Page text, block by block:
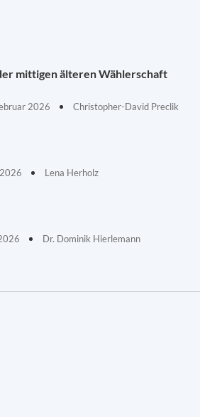
mittigen älteren Wählerschaft
2026 Christopher-David Preclik
Lena Herholz
Dr. Dominik Hierlemann